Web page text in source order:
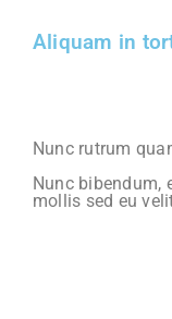
Aliquam in
Nunc rutrum
Nunc bibendum,
mollis sed eu